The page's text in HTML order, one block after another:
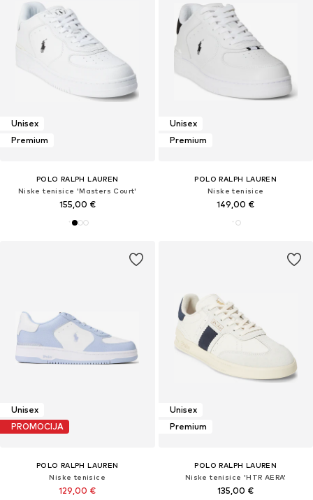
Unisex
Premium
POLO RALPH LAUREN
Niske tenisice 'Masters Court'
155,00 €
Unisex
Premium
POLO RALPH LAUREN
Niske tenisice
149,00 €
Unisex
PROMOCIJA
POLO RALPH LAUREN
Niske tenisice
129,00 €
Unisex
Premium
POLO RALPH LAUREN
Niske tenisice 'HTR AERA'
135,00 €